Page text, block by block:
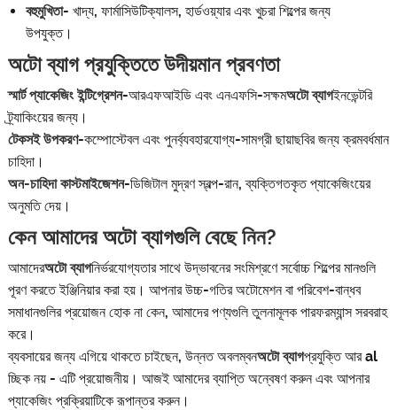
বহুমুখিতা- খাদ্য, ফার্মাসিউটিক্যালস, হার্ডওয়্যার এবং খুচরা শিল্পের জন্য
উপযুক্ত।
অটো ব্যাগ প্রযুক্তিতে উদীয়মান প্রবণতা
স্মার্ট প্যাকেজিং ইন্টিগ্রেশন-আরএফআইডি এবং এনএফসি-সক্ষমঅটো ব্যাগইনভেন্টরি
ট্র্যাকিংয়ের জন্য।
টেকসই উপকরণ-কম্পোস্টেবল এবং পুনর্ব্যবহারযোগ্য-সামগ্রী ছায়াছবির জন্য ক্রমবর্ধমান
চাহিদা।
অন-চাহিদা কাস্টমাইজেশন-ডিজিটাল মুদ্রণ স্বল্প-রান, ব্যক্তিগতকৃত প্যাকেজিংয়ের
অনুমতি দেয়।
কেন আমাদের অটো ব্যাগগুলি বেছে নিন?
আমাদেরঅটো ব্যাগনির্ভরযোগ্যতার সাথে উদ্ভাবনের সংমিশ্রণে সর্বোচ্চ শিল্পের মানগুলি
পূরণ করতে ইঞ্জিনিয়ার করা হয়। আপনার উচ্চ-গতির অটোমেশন বা পরিবেশ-বান্ধব
সমাধানগুলির প্রয়োজন হোক না কেন, আমাদের পণ্যগুলি তুলনামূলক পারফরম্যান্স সরবরাহ
করে।
ব্যবসায়ের জন্য এগিয়ে থাকতে চাইছেন, উন্নত অবলম্বনঅটো ব্যাগপ্রযুক্তি আর al
চ্ছিক নয় - এটি প্রয়োজনীয়। আজই আমাদের ব্যাপ্তি অন্বেষণ করুন এবং আপনার
প্যাকেজিং প্রক্রিয়াটিকে রূপান্তর করুন।